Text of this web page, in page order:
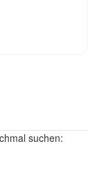
suchen: